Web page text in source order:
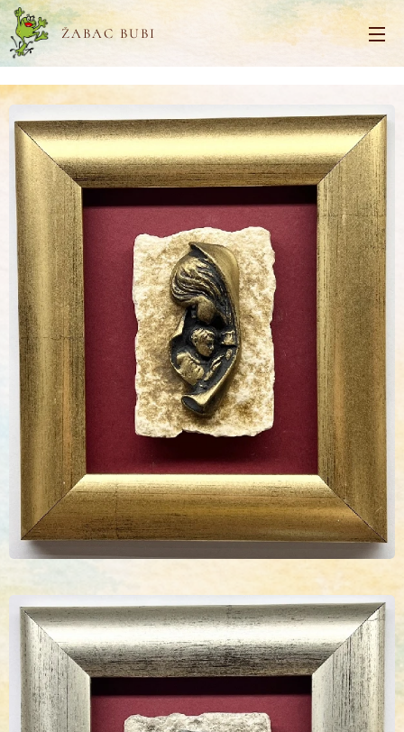
ŽABAC BUBI